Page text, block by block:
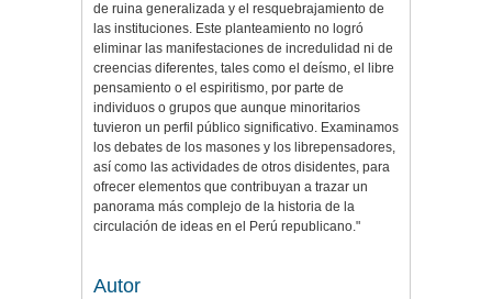
de ruina generalizada y el resquebrajamiento de
las instituciones. Este planteamiento no logró
eliminar las manifestaciones de incredulidad ni de
creencias diferentes, tales como el deísmo, el libre
pensamiento o el espiritismo, por parte de
individuos o grupos que aunque minoritarios
tuvieron un perfil público significativo. Examinamos
los debates de los masones y los librepensadores,
así como las actividades de otros disidentes, para
ofrecer elementos que contribuyan a trazar un
panorama más complejo de la historia de la
circulación de ideas en el Perú republicano."
Autor